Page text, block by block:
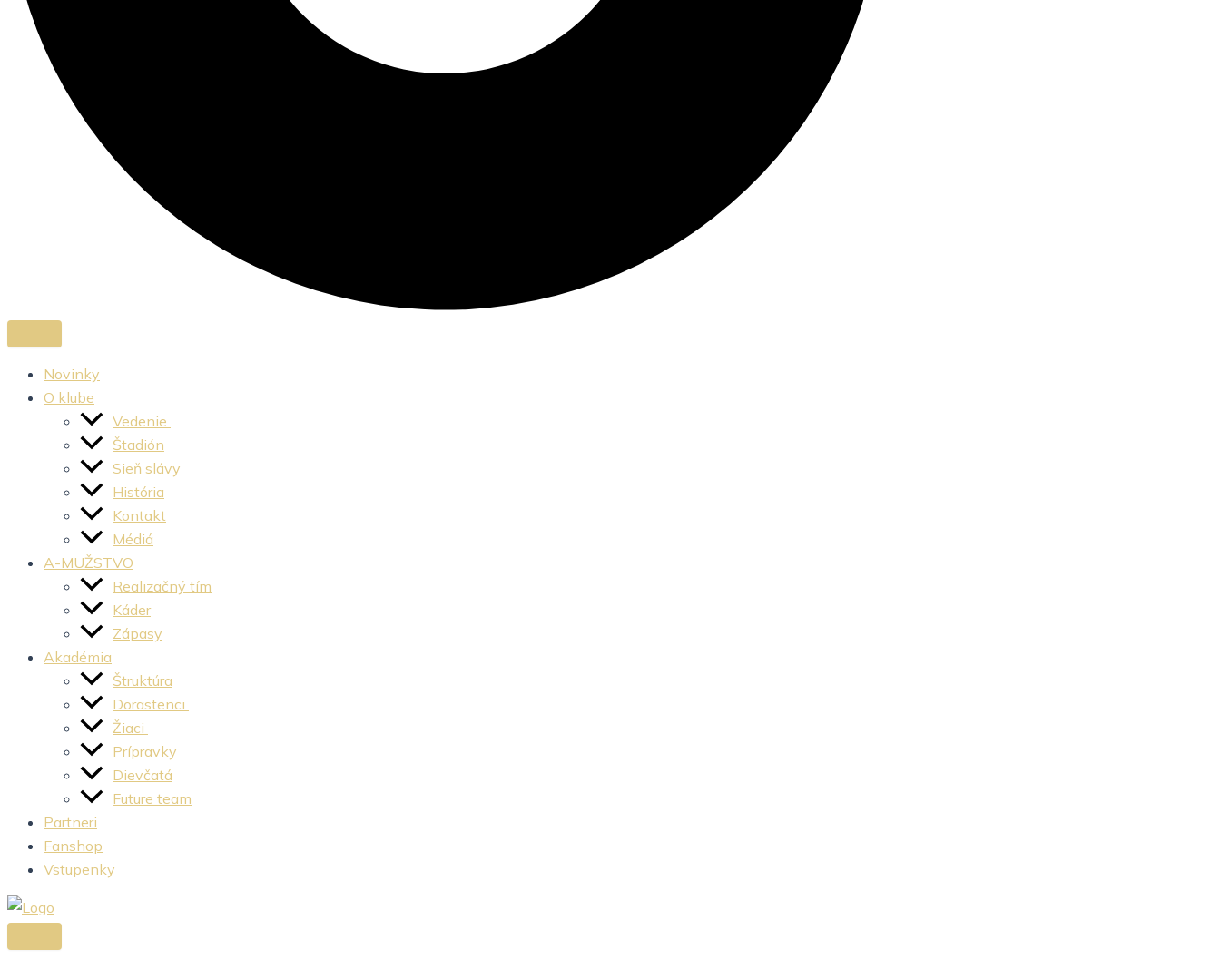
Novinky
O klube
Vedenie
Štadión
Sieň slávy
História
Kontakt
Médiá
A-MUŽSTVO
Realizačný tím
Káder
Zápasy
Akadémia
Štruktúra
Dorastenci
Žiaci
Prípravky
Dievčatá
Future team
Partneri
Fanshop
Vstupenky